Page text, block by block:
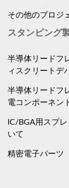
その他のプロジ
スタンピング
半導体リードフ
ィスクリートデ
半導体リードフ
電コンポーネン
IC/BGA用スプ
いて
精密電子パーツ